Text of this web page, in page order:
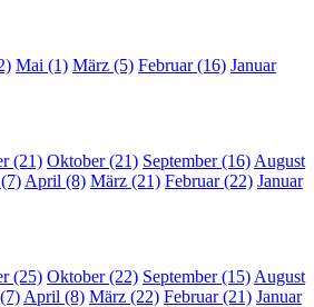
Mai (1) März (5) Februar (16) Januar
(21) Oktober (21) September (16) August
April (8) März (21) Februar (22) Januar
(25) Oktober (22) September (15) August
April (8) März (22) Februar (21) Januar